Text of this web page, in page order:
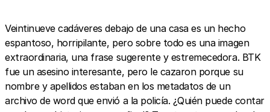
Veintinueve cadáveres debajo de una casa es un hecho
espantoso, horripilante, pero sobre todo es una imagen
extraordinaria, una frase sugerente y estremecedora. BTK
fue un asesino interesante, pero le cazaron porque su
nombre y apellidos estaban en los metadatos de un
archivo de word que envió a la policía. ¿Quién puede contar